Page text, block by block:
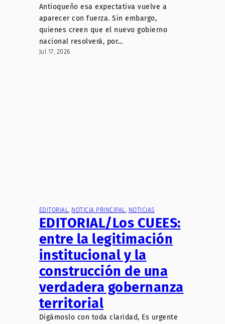
Antioqueño esa expectativa vuelve a
aparecer con fuerza. Sin embargo,
quienes creen que el nuevo gobierno
nacional resolverá, por…
Jul 17, 2026
EDITORIAL, NOTICIA PRINCIPAL, NOTICIAS
EDITORIAL/Los CUEES:
entre la legitimación
institucional y la
construcción de una
verdadera gobernanza
territorial
Digámoslo con toda claridad, Es urgente